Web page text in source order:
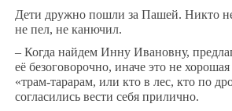
Дети дружно пошли за Пашей. Никто
не пел, не канючил.
– Когда найдем Инну Ивановну,
её безоговорочно, иначе это не
«трам-тарарам, или кто в лес, кто по
согласились вести себя прилично.